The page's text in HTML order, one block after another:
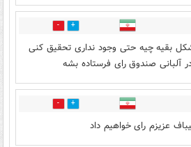
0
بقیه چیه حتی وجود نداری تحقیق کنی
آلبانی صندوق رای فرستاده بشه
2
عزیزم رای خواهیم داد